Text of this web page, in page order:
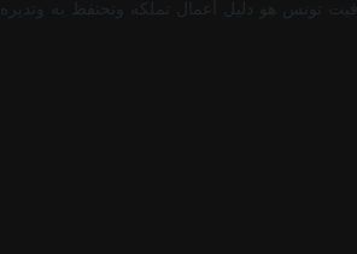
تونس هو دليل أعمال تملكه وتحتفظ به وتديره